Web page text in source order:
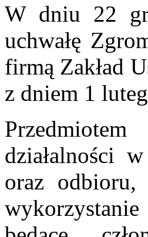
W dniu 22
uchwałę
firmą Zakład
z dniem 1
działalności
oraz odbioru,